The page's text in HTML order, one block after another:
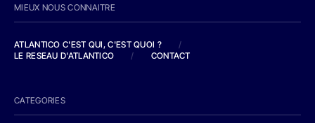
MIEUX NOUS CONNAITRE
ATLANTICO C'EST QUI, C'EST QUOI ?
/
LE RESEAU D'ATLANTICO
/ CONTACT
CATEGORIES